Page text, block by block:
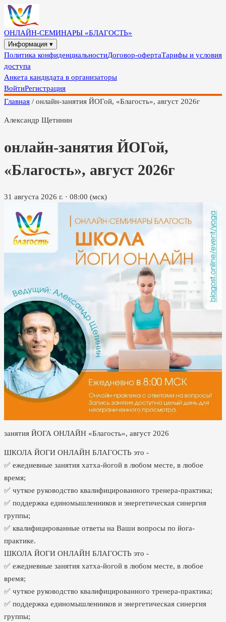
ОНЛАЙН-СЕМИНАРЫ «БЛАГОСТЬ»
Информация ▾
Политика конфиденциальностиДоговор-офертаТарифы и условия
доступа
Анкета кандидата в организаторы
ВойтиРегистрация
Главная / онлайн-занятия ЙОГой, «Благость», август 2026г
Александр Щетинин
онлайн-занятия ЙОГой,
«Благость», август 2026г
31 августа 2026 г. · 08:00 (мск)
занятия ЙОГА ОНЛАЙН «Благость», август 2026
ШКОЛА ЙОГИ ОНЛАЙН БЛАГОСТЬ это -
✅ ежедневные занятия хатха-йогой в любом месте, в любое
время;
✅ чуткое руководство квалифицированного тренера-практика;
✅ поддержка единомышленников и энергетическая синергия
группы;
✅ квалифицированные ответы на Ваши вопросы по йога-
практике.
ШКОЛА ЙОГИ ОНЛАЙН БЛАГОСТЬ это -
✅ ежедневные занятия хатха-йогой в любом месте, в любое
время;
✅ чуткое руководство квалифицированного тренера-практика;
✅ поддержка единомышленников и энергетическая синергия
группы;